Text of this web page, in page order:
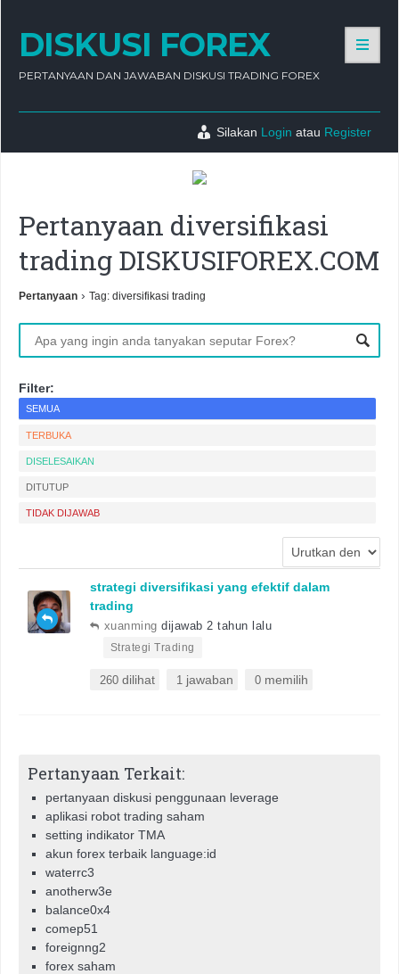
DISKUSI FOREX
PERTANYAAN DAN JAWABAN DISKUSI TRADING FOREX
Silakan Login atau Register
Pertanyaan diversifikasi
trading DISKUSIFOREX.COM
Pertanyaan › Tag: diversifikasi trading
Filter:
SEMUA
TERBUKA
DISELESAIKAN
DITUTUP
TIDAK DIJAWAB
strategi diversifikasi yang efektif dalam
trading
xuanming dijawab 2 tahun lalu
Strategi Trading
260 dilihat 1 jawaban 0 memilih
Pertanyaan Terkait:
pertanyaan diskusi penggunaan leverage
aplikasi robot trading saham
setting indikator TMA
akun forex terbaik language:id
waterrc3
anotherw3e
balance0x4
comep51
foreignng2
forex saham